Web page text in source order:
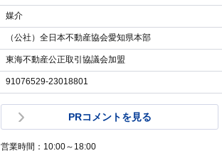
媒介
（公社）全日本不動産協会愛知県本部
東海不動産公正取引協議会加盟
91076529-23018801
PRコメントを見る
営業時間：10:00～18:00